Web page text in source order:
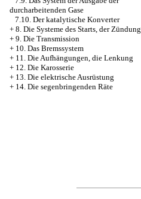
durcharbeitenden Gase
7.10. Der katalytische Konverter
+ 8. Die Systeme des Starts, der Zündung
+ 9. Die Transmission
+ 10. Das Bremssystem
+ 11. Die Aufhängungen, die Lenkung
+ 12. Die Karosserie
+ 13. Die elektrische Ausrüstung
+ 14. Die segenbringenden Räte